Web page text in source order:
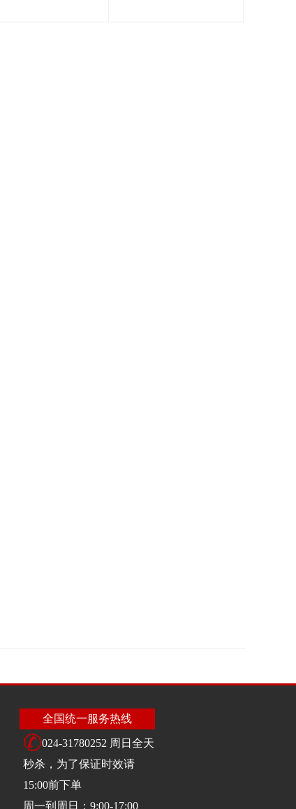
全国统一服务热线
024-31780252 周日全天
秒杀，为了保证时效请
15:00前下单
周一到周日：9:00-17:00